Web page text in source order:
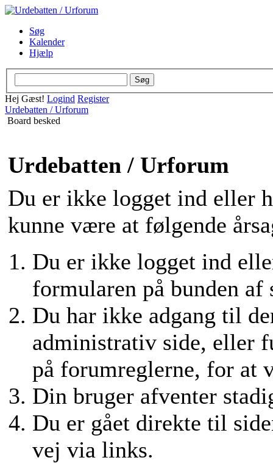
Søg
Kalender
Hjælp
Hej Gæst! Logind Register
Urdebatten / Urforum
Board besked
Urdebatten / Urforum
Du er ikke logget ind eller
kunne være at følgende
Du er ikke logget ind
formularen på bunden
Du har ikke adgang til
administrativ side, eller
på forumreglerne, for at
Din bruger afventer
Du er gået direkte til
vej via links.